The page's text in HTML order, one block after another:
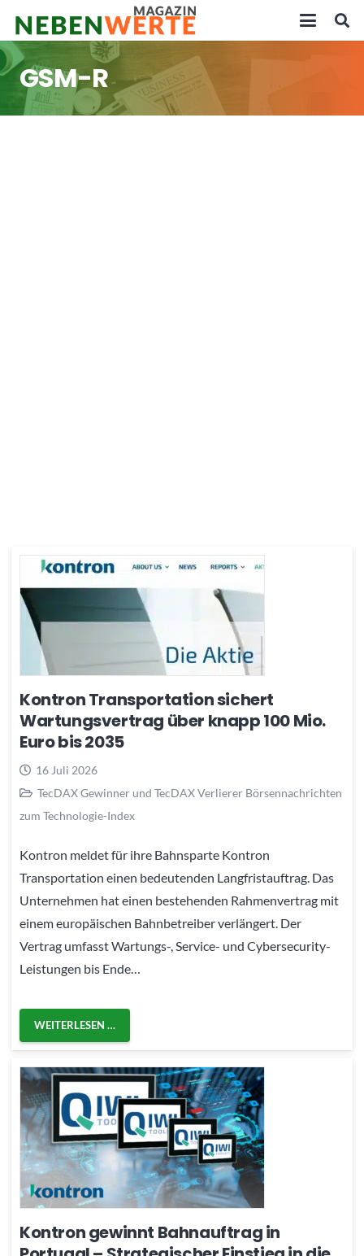
GSM-R
Kontron Transportation sichert
Wartungsvertrag über knapp 100 Mio.
Euro bis 2035
16 Juli 2026
TecDAX Gewinner und TecDAX Verlierer Börsennachrichten
zum Technologie-Index
Kontron meldet für ihre Bahnsparte Kontron
Transportation einen bedeutenden Langfristauftrag. Das
Unternehmen hat einen bestehenden Rahmenvertrag mit
einem europäischen Bahnbetreiber verlängert. Der
Vertrag umfasst Wartungs-, Service- und Cybersecurity-
Leistungen bis Ende…
WEITERLESEN …
Kontron gewinnt Bahnauftrag in